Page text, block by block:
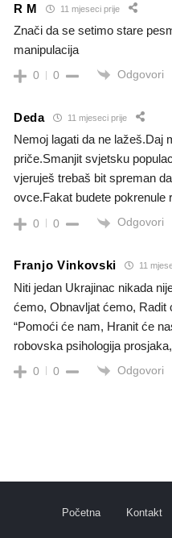
R M 11 mjeseci prije
Znači da se setimo stare
manipulacija
0 0 Odgovori
Deda 11 mjeseci prije
Nemoj lagati da ne lažeš.Daj
priče.Smanjit svjetsku
vjeruješ trebaš bit spreman
ovce.Fakat budete pokrenule
0 0 Odgovori
Franjo Vinkovski 11
Niti jedan Ukrajinac nikada
ćemo, Obnavljat ćemo, Radit
“Pomoći će nam, Hranit će
robovska psihologija
0 0 Odgovori
Početna Kontakt